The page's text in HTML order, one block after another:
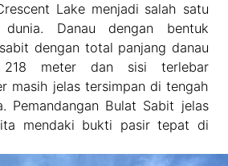
Lake menjadi salah satu
Danau dengan bentuk
dengan total panjang danau
218 meter dan sisi terlebar
masih jelas tersimpan di tengah
Pemandangan Bulat Sabit jelas
mendaki bukti pasir tepat di